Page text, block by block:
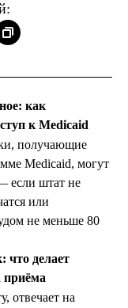
как
к Medicaid
получающие
Medicaid, могут
если штат не
или
не меньше 80
делает
приёма
отвечает на